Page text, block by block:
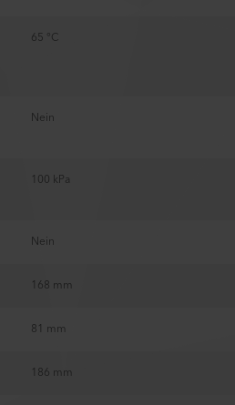
65 °C
Nein
100 kPa
Nein
168 mm
81 mm
186 mm